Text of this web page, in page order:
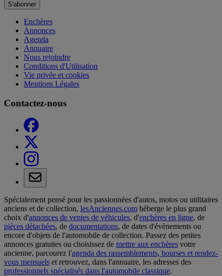
S'abonner
Enchères
Annonces
Agenda
Annuaire
Nous rejoindre
Conditions d'Utilisation
Vie privée et cookies
Mentions Légales
Contactez-nous
Spécialement pensé pour les passionnées d'autos, motos ou utilitaires
anciens et de collection, lesAnciennes.com héberge le plus grand
choix d'annonces de ventes de véhicules, d'enchères en ligne, de
pièces détachées, de documentations, de dates d'évènements ou
encore d'objets de l'automobile de collection. Passez des petites
annonces gratuites ou choisissez de mettre aux enchères votre
ancienne, parcourez l'agenda des rassemblements, bourses et rendez-
vous mensuels et retrouvez, dans l'annuaire, les adresses des
professionnels spécialisés dans l'automobile classique.